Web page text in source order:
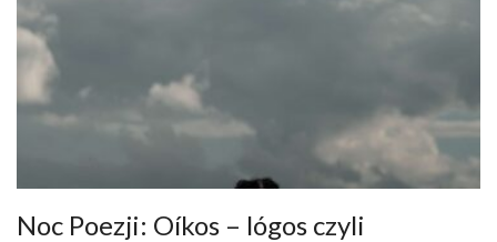
Noc Poezji: Oíkos – lógos czyli